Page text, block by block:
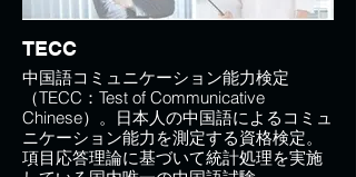
TECC
中国語コミュニケーション能力検定
（TECC：Test of Communicative
Chinese）。日本人の中国語によるコミュ
ニケーション能力を測定する資格検定。
項目応答理論に基づいて統計処理を実施